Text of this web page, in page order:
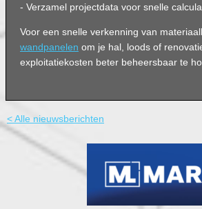
- Verzamel projectdata voor snelle
Voor een snelle verkenning van
wandpanelen om je hal, loods of
exploitatiekosten beter beheersbaar te
< Alle nieuwsberichten